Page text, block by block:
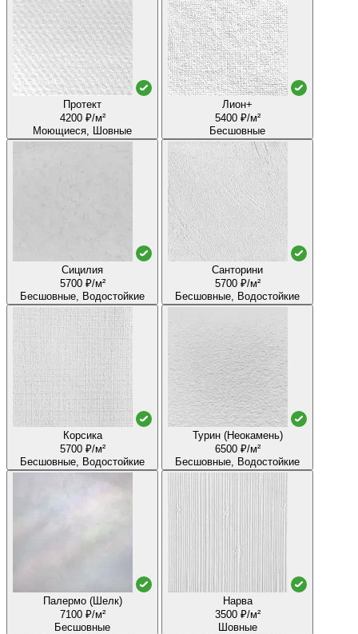
Протект
4200 ₽/м²
Моющиеся, Шовные
Лион+
5400 ₽/м²
Бесшовные
Сицилия
5700 ₽/м²
Бесшовные, Водостойкие
Санторини
5700 ₽/м²
Бесшовные, Водостойкие
Корсика
5700 ₽/м²
Бесшовные, Водостойкие
Турин (Неокамень)
6500 ₽/м²
Бесшовные, Водостойкие
Палермо (Шелк)
7100 ₽/м²
Бесшовные
Нарва
3500 ₽/м²
Шовные